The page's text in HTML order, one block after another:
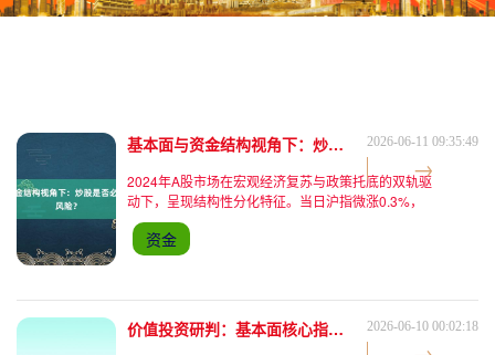
基本面与资金结构视角下：炒股是否必然引发负债风险？ 2026-06-11 09:35:49
2024年A股市场在宏观经济复苏与政策托底的双轨驱
动下，呈现结构性分化特征。当日沪指微涨0.3%，
但创业板指受新能源板块拖累跌1.2%，市场成交量
能维持在8000亿元附近，显示资金博弈加剧。这一
分化格
资金
价值投资研判：基本面核心指标与资金结构动态的深度剖析 2026-06-10 00:02:18